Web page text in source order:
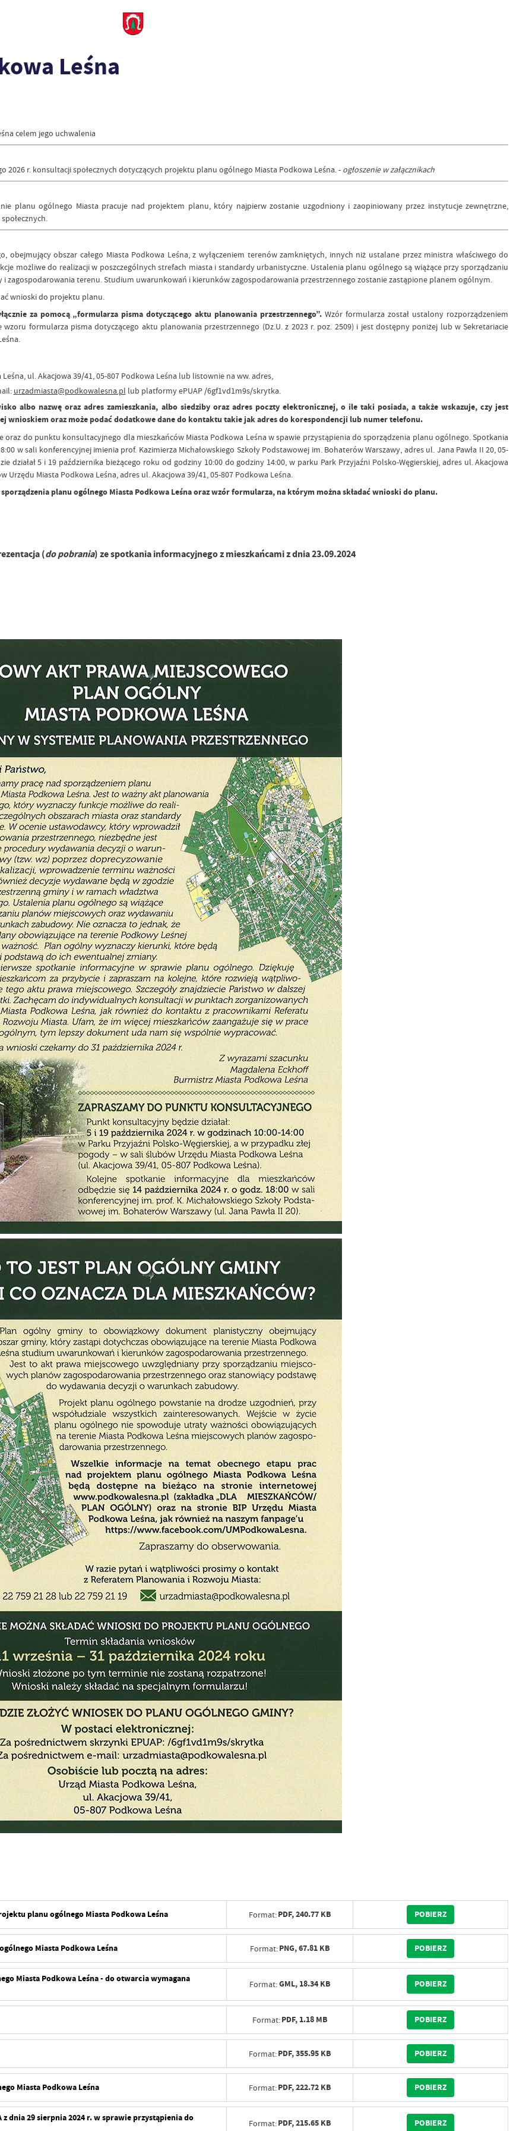
Leśna
celem jego uchwalenia
2026 r. konsultacji społecznych dotyczących projektu planu ogólnego Miasta Podkowa Leśna. -ogłoszenie w załącznikach
planu ogólnego Miasta pracuje nad projektem planu, który najpierw zostanie uzgodniony i zaopiniowany przez instytucje zewnętrzne,
obszar całego Miasta Podkowa Leśna, z wyłączeniem terenów zamkniętych, innych niż ustalane przez ministra właściwego do
możliwe do realizacji w poszczególnych strefach miasta i standardy urbanistyczne. Ustalenia planu ogólnego są wiążące przy sporządzaniu
zagospodarowania terenu. Studium uwarunkowań i kierunków zagospodarowania przestrzennego zostanie zastąpione planem ogólnym.
wnioski do projektu planu.
za pomocą „formularza pisma dotyczącego aktu planowania przestrzennego”. Wzór formularza został ustalony rozporządzeniem
formularza pisma dotyczącego aktu planowania przestrzennego (Dz.U. z 2023 r. poz. 2509) i jest dostępny poniżej lub w Sekretariacie
ul. Akacjowa 39/41, 05-807 Podkowa Leśna lub listownie na ww. adres,
urzadmiasta@podkowalesna.pl lub platformy ePUAP /6gf1vd1m9s/skrytka.
albo nazwę oraz adres zamieszkania, albo siedziby oraz adres poczty elektronicznej, o ile taki posiada, a także wskazuje, czy jest
oraz może podać dodatkowe dane do kontaktu takie jak adres do korespondencji lub numer telefonu.
do punktu konsultacyjnego dla mieszkańców Miasta Podkowa Leśna w spawie przystąpienia do sporządzenia planu ogólnego. Spotkania
w sali konferencyjnej imienia prof. Kazimierza Michałowskiego Szkoły Podstawowej im. Bohaterów Warszawy, adres ul. Jana Pawła II 20, 05-
działał 5 i 19 października bieżącego roku od godziny 10:00 do godziny 14:00, w parku Park Przyjaźni Polsko-Węgierskiej, adres ul. Akacjowa
Miasta Podkowa Leśna, adres ul. Akacjowa 39/41, 05-807 Podkowa Leśna.
planu ogólnego Miasta Podkowa Leśna oraz wzór formularza, na którym można składać wnioski do planu.
(do pobrania) ze spotkania informacyjnego z mieszkańcami z dnia 23.09.2024
planu ogólnego Miasta Podkowa Leśna Format:PDF,240.77 KB POBIERZ
Miasta Podkowa Leśna Format:PNG,67.81 KB POBIERZ
Miasta Podkowa Leśna - do otwarcia wymagana Format:GML, 18.34 KB POBIERZ
Format:PDF, 1.18 MB POBIERZ
Format:PDF,355.95 KB POBIERZ
Miasta Podkowa Leśna Format:PDF,222.72 KB POBIERZ
z dnia 29 sierpnia 2024 r. w sprawie przystąpienia do Format:PDF,215.65 KB POBIERZ